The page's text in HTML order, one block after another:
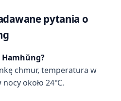
pytania o
Hamhŭng?
chmur, temperatura w
nocy około 24℃.